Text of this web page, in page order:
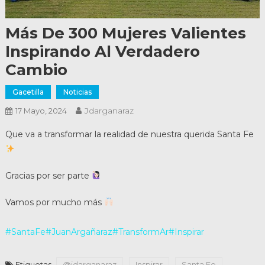
Más De 300 Mujeres Valientes
Inspirando Al Verdadero
Cambio
Gacetilla Noticias
17 Mayo, 2024 Jdarganaraz
Que va a transformar la realidad de nuestra querida Santa Fe
Gracias por ser parte
Vamos por mucho más
#SantaFe#JuanArgañaraz#TransformAr#Inspirar